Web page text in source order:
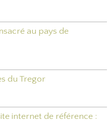
au pays de
du Tregor
internet de référence :